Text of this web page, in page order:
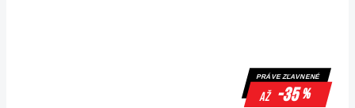
PRÁVE ZĽAVNENÉ
až -35%